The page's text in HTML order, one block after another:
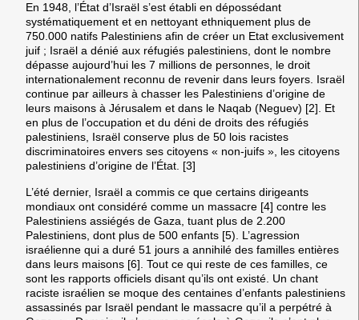
En 1948, l’État d’Israël s’est établi en dépossédant
systématiquement et en nettoyant ethniquement plus de
750.000 natifs Palestiniens afin de créer un Etat exclusivement
juif ; Israël a dénié aux réfugiés palestiniens, dont le nombre
dépasse aujourd’hui les 7 millions de personnes, le droit
internationalement reconnu de revenir dans leurs foyers. Israël
continue par ailleurs à chasser les Palestiniens d’origine de
leurs maisons à Jérusalem et dans le Naqab (Neguev) [2]. Et
en plus de l’occupation et du déni de droits des réfugiés
palestiniens, Israël conserve plus de 50 lois racistes
discriminatoires envers ses citoyens « non-juifs », les citoyens
palestiniens d’origine de l’État. [3]
L’été dernier, Israël a commis ce que certains dirigeants
mondiaux ont considéré comme un massacre [4] contre les
Palestiniens assiégés de Gaza, tuant plus de 2.200
Palestiniens, dont plus de 500 enfants [5). L’agression
israélienne qui a duré 51 jours a annihilé des familles entières
dans leurs maisons [6]. Tout ce qui reste de ces familles, ce
sont les rapports officiels disant qu’ils ont existé. Un chant
raciste israélien se moque des centaines d’enfants palestiniens
assassinés par Israël pendant le massacre qu’il a perpétré à